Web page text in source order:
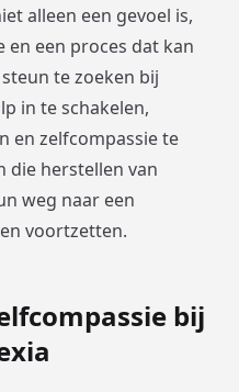
alleen een gevoel is,
en een proces dat kan
te zoeken bij
in te schakelen,
en zelfcompassie te
die herstellen van
weg naar een
voortzetten.
bij